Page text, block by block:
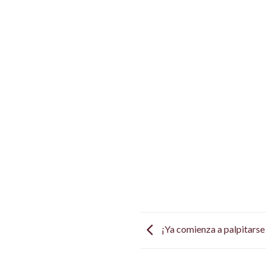
¡Ya comienza a